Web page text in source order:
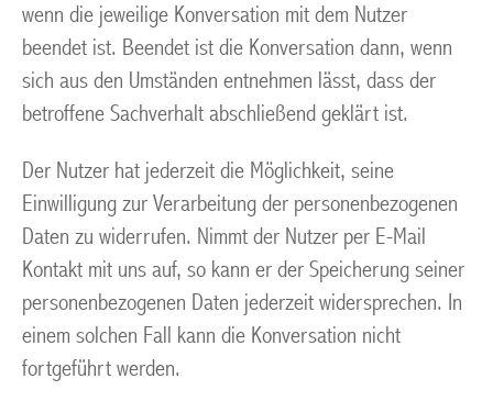
wenn die jeweilige Konversation mit dem Nutzer
beendet ist. Beendet ist die Konversation dann, wenn
sich aus den Umständen entnehmen lässt, dass der
betroffene Sachverhalt abschließend geklärt ist.
Der Nutzer hat jederzeit die Möglichkeit, seine
Einwilligung zur Verarbeitung der personenbezogenen
Daten zu widerrufen. Nimmt der Nutzer per E-Mail
Kontakt mit uns auf, so kann er der Speicherung seiner
personenbezogenen Daten jederzeit widersprechen. In
einem solchen Fall kann die Konversation nicht
fortgeführt werden.